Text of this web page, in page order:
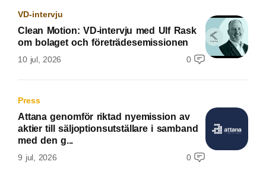
VD-intervju
Clean Motion: VD-intervju med Ulf Rask
om bolaget och företrädesemissionen
10 jul, 2026 0
Press
Attana genomför riktad nyemission av
aktier till säljoptionsutställare i samband
med den g...
9 jul, 2026 0